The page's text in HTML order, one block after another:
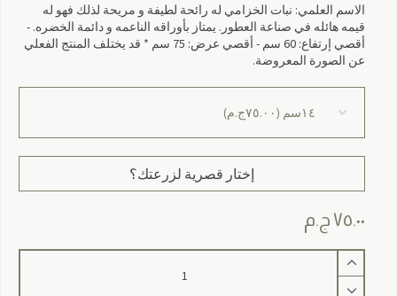
الاسم العلمي: نبات الخزامي له رائحة لطيفة و مريحة لذلك فهو له
قيمه هائله في صناعة العطور. يمتاز بأوراقه الناعمه و دائمة الخضره. -
أقصي إرتفاع: 60 سم - أقصي عرض: 75 سم * قد يختلف المنتج الفعلي
عن الصورة المعروضة.
إختار قصرية لزرعتك؟
٧٥.٠٠ ج.م
كمية
Lavender